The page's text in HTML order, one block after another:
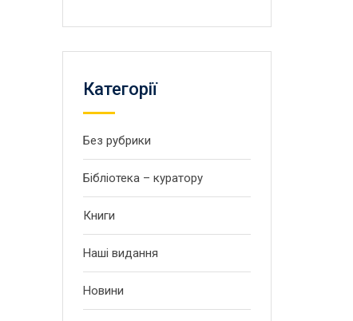
Категорії
Без рубрики
Бібліотека – куратору
Книги
Наші видання
Новини